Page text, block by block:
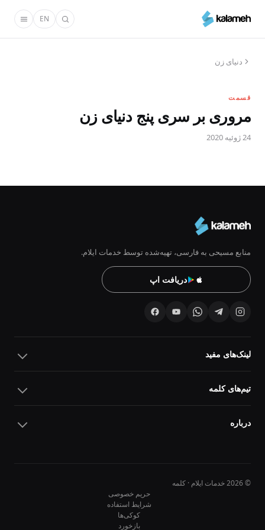
محتوای
EN
دنیای زن
قسمت
مروری بر سری پنج دنیای زن
24 ژوئیه 2020
منابع مسیحی به فارسی، تهیه‌شده توسط خدمات ایلام.
دریافت اپ
لینک‌های مفید
تیم‌های کلمه
درباره
© 2026 خدمات ایلام · کلمه
حریم خصوصی
شرایط استفاده
کوکی‌ها
بازخورد
10